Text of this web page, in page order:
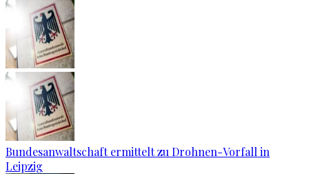
Bundesanwaltschaft ermittelt zu Drohnen-Vorfall in
Leipzig